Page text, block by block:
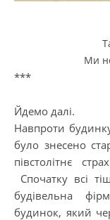
Ми
***
Йдемо далі.
Навпроти
було знесено
півстолітнє
Спочатку всі
будівельна
будинок, який